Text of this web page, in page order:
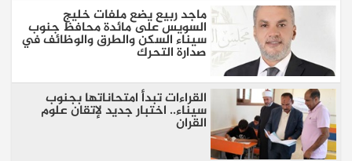
ماجد ربيع يضع ملفات خليج
السويس على مائدة محافظ جنوب
سيناء السكن والطرق والوظائف في
صدارة التحرك
القراءات تبدأ امتحاناتها بجنوب
سيناء.. اختبار جديد لإتقان علوم
القران